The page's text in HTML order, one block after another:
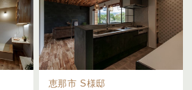
恵那市 S様邸